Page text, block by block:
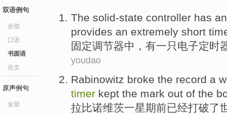
双语例句
全部
口语
书面语
论文
原声例句
全部
The solid-state controller has an
provides an extremely short
固定调节器中， 有一只 电子定时
youdao
Rabinowitz broke the record a
timer kept the mark out of the
拉比诺维茨一星期前已经打破了